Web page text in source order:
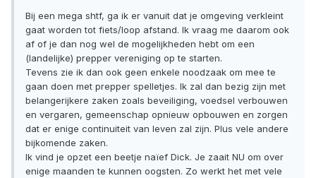
Bij een mega shtf, ga ik er vanuit dat je omgeving verkleint
gaat worden tot fiets/loop afstand. Ik vraag me daarom ook
af of je dan nog wel de mogelijkheden hebt om een
(landelijke) prepper vereniging op te starten.
Tevens zie ik dan ook geen enkele noodzaak om mee te
gaan doen met prepper spelletjes. Ik zal dan bezig zijn met
belangerijkere zaken zoals beveiliging, voedsel verbouwen
en vergaren, gemeenschap opnieuw opbouwen en zorgen
dat er enige continuiteit van leven zal zijn. Plus vele andere
bijkomende zaken.
Ik vind je opzet een beetje naïef Dick. Je zaait NU om over
enige maanden te kunnen oogsten. Zo werkt het met vele